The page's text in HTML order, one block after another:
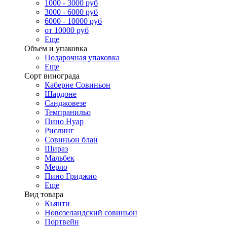
1000 - 3000 руб
3000 - 6000 руб
6000 - 10000 руб
от 10000 руб
Еще
Объем и упаковка
Подарочная упаковка
Еще
Сорт винограда
Каберне Совиньон
Шардоне
Санджовезе
Темпранильо
Пино Нуар
Рислинг
Совиньон блан
Шираз
Мальбек
Мерло
Пино Гриджио
Еще
Вид товара
Кьянти
Новозеландский совиньон
Портвейн